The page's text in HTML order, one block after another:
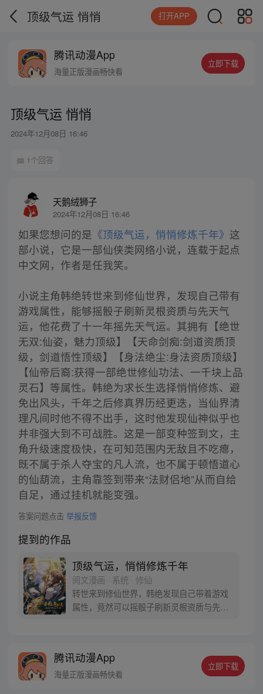
顶级气运 悄悄 打开APP
腾讯动漫App
海量正版漫画畅快看
立即下载
顶级气运 悄悄
2024年12月08日 16:46
1个回答
天鹅绒狮子
2024年12月08日 16:46
如果您想问的是 《顶级气运，悄悄修炼千年》 这
部小说，它是一部仙侠类网络小说，连载于起点
中文网，作者是任我笑。
小说主角韩绝转世来到修仙世界，发现自己带有
游戏属性，能够摇骰子刷新灵根资质与先天气
运，他花费了十一年摇先天气运。其拥有【绝世
无双:仙姿，魅力顶级】【天命剑痴:剑道资质顶
级，剑道悟性顶级】【身法绝尘:身法资质顶级】
【仙帝后裔:获得一部绝世修仙功法、一千块上品
灵石】等属性。韩绝为求长生选择悄悄修炼、避
免出风头，千年之后修真界历经更迭，当仙界清
理凡间时他不得不出手，这时他发现仙神似乎也
并非强大到不可战胜。这是一部变种签到文，主
角升级速度极快，在可知范围内无敌且不吃瘪，
既不属于杀人夺宝的凡人流，也不属于顿悟道心
的仙葫流，主角靠签到带来“法财侣地”从而自给
自足，通过挂机就能变强。
答案问题点击 举报反馈
提到的作品
顶级气运，悄悄修炼千年
阅文漫画 · 系统 · 修仙
转世来到修仙世界，韩绝发现自己带着游戏
属性，竟然可以摇骰子刷新灵根资质与先天
间时，韩绝不得不出手。他这才发现，好像
仙神也不过如此……
腾讯动漫App
海量正版漫画畅快看
立即下载